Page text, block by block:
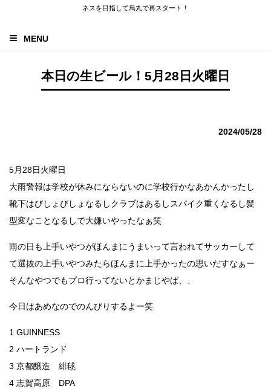
ネスを目指して烏丸で再スタート！
MENU
本日の生ビール！5月28日火曜日
2024/05/28
5月28日火曜日
大雨警報は学校が休みにならないのに学校行かなあかんかったし
靴下はびしょびしょなるしクラブはあるしスパイク重くなるし髪
型変なことなるしで大嫌いやったなぁ笑
雨の日も上手いやつがほんまにうまいって言われてサッカーして
て選抜の上手いやつみたらほんまに上手かったの思いだすなぁー
そんなやつでもプロ行ってないとかまじやば、、
今日はあめなのでのんびりするよー笑
1 GUINNESS
2 ハートランド
3 京都醸造 緋毬
4 志賀高原 DPA